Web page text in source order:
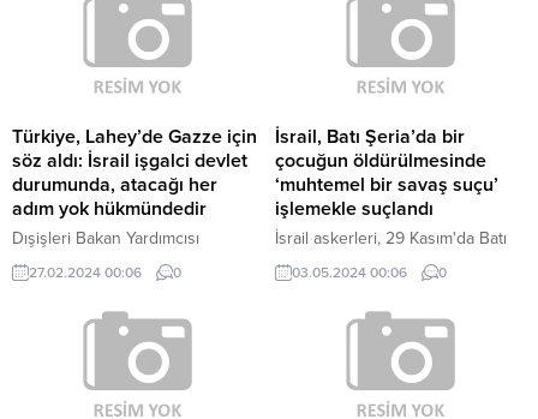
görüşmelerde Suriye’de yaşanan
gelişmeler ele alındı.
Görüşmelerde ayrıca küresel ve
bölgesel meseleler de gündeme
Başkanlığından yapılan
açıklamada Meloni ile yapılan
görüşme ile ilgili...
olarak bu şekilde gösterilir,
eklenmemişse bu alan boş kalır.
Türkiye, Lahey’de Gazze için
söz aldı: İsrail işgalci devlet
durumunda, atacağı her
adım yok hükmündedir
Dışişleri Bakan Yardımcısı
Büyükelçi Ahmet Yıldız, İsrail'in
Filistin'deki işgal ve ilhak
uygulamalarına ilişkin bugün
Uluslararası Adalet Divanı'nda
sözlü sunum yapıyor. Yıldız
sunumunda "BM Güvenlik
Konseyi başarısız olmuştur. İsrail
27.02.2024 00:06 0
İsrail, Batı Şeria’da bir
çocuğun öldürülmesinde
‘muhtemel bir savaş suçu’
işlemekle suçlandı
İsrail askerleri, 29 Kasım'da Batı
Şeria'daki Cenin'de iki Filistinli
çocuğu öldürdü.
03.05.2024 00:06 0